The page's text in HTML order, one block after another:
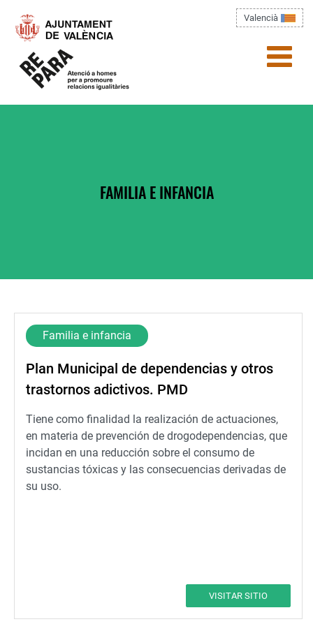
Valencià
FAMILIA E INFANCIA
Familia e infancia
Plan Municipal de dependencias y otros
trastornos adictivos. PMD
Tiene como finalidad la realización de actuaciones,
en materia de prevención de drogodependencias, que
incidan en una reducción sobre el consumo de
sustancias tóxicas y las consecuencias derivadas de
su uso.
VISITAR SITIO